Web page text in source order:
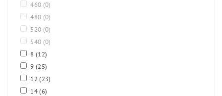
460 (0)
480 (0)
520 (0)
540 (0)
8 (12)
9 (25)
12(23)
14(6)